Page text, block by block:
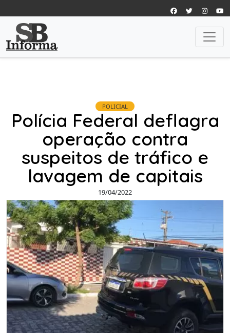
POLICIAL
Polícia Federal deflagra
operação contra
suspeitos de tráfico e
lavagem de capitais
19/04/2022